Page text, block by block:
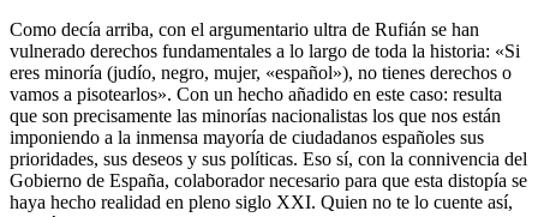
Como decía arriba, con el argumentario ultra de Rufián se han
vulnerado derechos fundamentales a lo largo de toda la historia: «Si
eres minoría (judío, negro, mujer, «español»), no tienes derechos o
vamos a pisotearlos». Con un hecho añadido en este caso: resulta
que son precisamente las minorías nacionalistas los que nos están
imponiendo a la inmensa mayoría de ciudadanos españoles sus
prioridades, sus deseos y sus políticas. Eso sí, con la connivencia del
Gobierno de España, colaborador necesario para que esta distopía se
haya hecho realidad en pleno siglo XXI. Quien no te lo cuente así,